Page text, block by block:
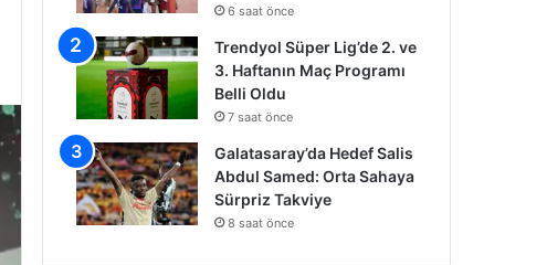
6 saat önce
Trendyol Süper Lig’de 2. ve
3. Haftanın Maç Programı
Belli Oldu
7 saat önce
Galatasaray’da Hedef Salis
Abdul Samed: Orta Sahaya
Sürpriz Takviye
8 saat önce